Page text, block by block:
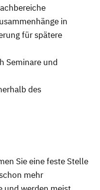
in
für spätere
Seminare und
des
Sie eine feste Stelle
mehr